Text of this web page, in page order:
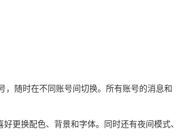
，随时在不同账号间切换。所有账号的消息和
更换配色、背景和字体。同时还有夜间模式、